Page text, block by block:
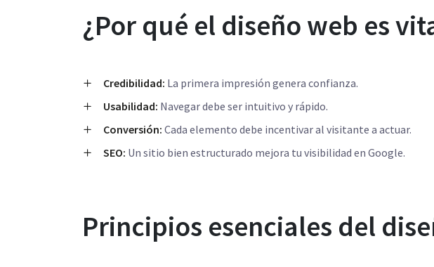
¿Por qué el diseño web es
Credibilidad: La primera impresión genera confianza.
Usabilidad: Navegar debe ser intuitivo y rápido.
Conversión: Cada elemento debe incentivar al visitante a actuar.
SEO: Un sitio bien estructurado mejora tu visibilidad en Google.
Principios esenciales del